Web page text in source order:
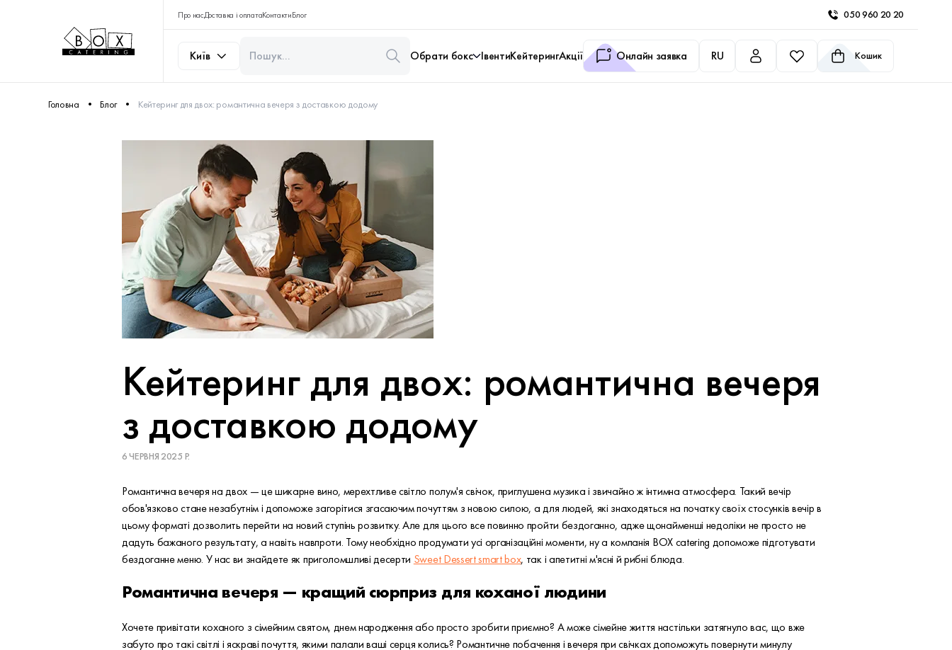
Про насДоставка і оплатаКонтактиБлог 050 960 20 20
Київ Обрати бокс ІвентиКейтерингАкції Онлайн заявка RU Кошик
Головна Блог Кейтеринг для двох: романтична вечеря з доставкою додому
Кейтеринг для двох: романтична вечеря
з доставкою додому
6 ЧЕРВНЯ 2025 Р.
Романтична вечеря на двох — це шикарне вино, мерехтливе світло полум'я свічок, приглушена музика і звичайно ж інтимна атмосфера. Такий вечір
обов'язково стане незабутнім і допоможе загорітися згасаючим почуттям з новою силою, а для людей, які знаходяться на початку своїх стосунків вечір в
цьому форматі дозволить перейти на новий ступінь розвитку. Але для цього все повинно пройти бездоганно, адже щонайменші недоліки не просто не
дадуть бажаного результату, а навіть навпроти. Тому необхідно продумати усі організаційні моменти, ну а компанія BOX catering допоможе підготувати
бездоганне меню. У нас ви знайдете як приголомшливі десерти Sweet Dessert smart box, так і апетитні м'ясні й рибні блюда.
Романтична вечеря — кращий сюрприз для коханої людини
Хочете привітати коханого з сімейним святом, днем народження або просто зробити приємно? А може сімейне життя настільки затягнуло вас, що вже
забуто про такі світлі і яскраві почуття, якими палали ваші серця колись? Романтичне побачення і вечеря при свічках допоможуть повернути минулу